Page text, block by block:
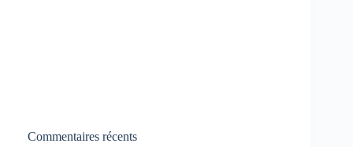
Commentaires récents